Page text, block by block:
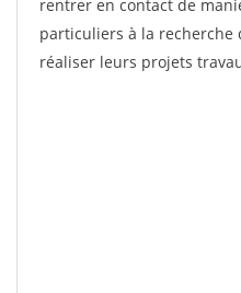
rentrer en contact de
particuliers à la recherche
réaliser leurs projets